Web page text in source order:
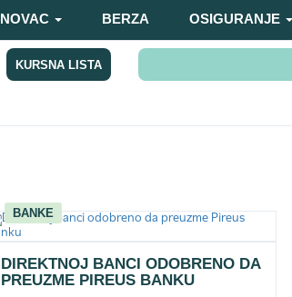
NOVAC BERZA OSIGURANJE
KURSNA LISTA
BANKE
DIREKTNOJ BANCI ODOBRENO DA
PREUZME PIREUS BANKU